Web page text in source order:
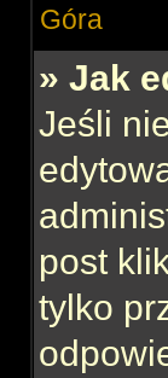
Góra
» Jak
Jeśli
post
tylko